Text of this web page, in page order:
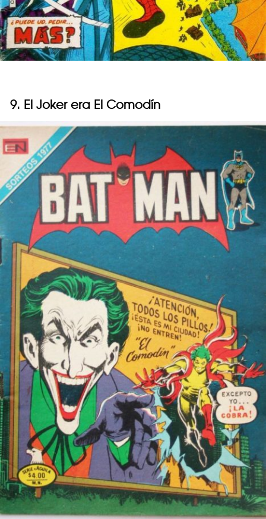
9. El Joker era El Comodín